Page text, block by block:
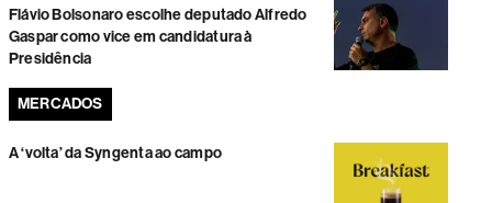
Flávio Bolsonaro escolhe deputado Alfredo
Gaspar como vice em candidatura à
Presidência
MERCADOS
A ‘volta’ da Syngenta ao campo